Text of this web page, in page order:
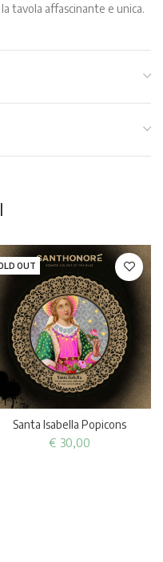
tavola affascinante e unica.
OUT
Santa Isabella Popicons
€ 30,00